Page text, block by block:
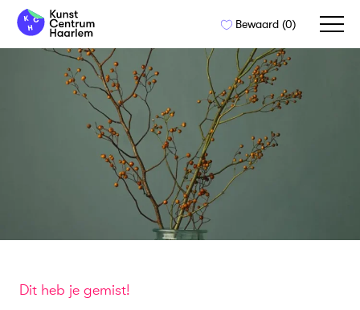
Naar
inhoud
Bewaard (0)
Dit heb je gemist!